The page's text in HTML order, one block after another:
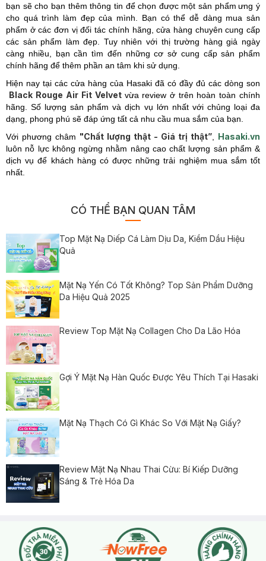
bạn sẽ cho bạn thêm thông tin để chọn được một sản phẩm ưng ý
cho quá trình làm đẹp của mình. Bạn có thể dễ dàng mua sản
phẩm ở các đơn vị đối tác chính hãng, cửa hàng chuyên cung cấp
các sản phẩm làm đẹp. Tuy nhiên với thị trường hàng giả ngày
càng nhiều, bạn cần tìm đến những cơ sở cung cấp sản phẩm
chính hãng để thêm phần an tâm khi sử dụng.
Hiện nay tại các cửa hàng của Hasaki đã có đầy đủ các dòng son
Black Rouge Air Fit Velvet vừa review ở trên hoàn toàn chính
hãng. Số lượng sản phẩm và dịch vụ lớn nhất với chủng loại đa
dạng, phong phú sẽ đáp ứng tất cả nhu cầu mua sắm của bạn.
Với phương châm "Chất lượng thật - Giá trị thật”, Hasaki.vn
luôn nỗ lực không ngừng nhằm nâng cao chất lượng sản phẩm &
dịch vụ để khách hàng có được những trải nghiệm mua sắm tốt
nhất.
CÓ THỂ BẠN QUAN TÂM
Top Mặt Nạ Diếp Cá Làm Dịu Da, Kiềm Dầu Hiệu
Quả
Mặt Nạ Yến Có Tốt Không? Top Sản Phẩm Dưỡng
Da Hiệu Quả 2025
Review Top Mặt Nạ Collagen Cho Da Lão Hóa
Gợi Ý Mặt Nạ Hàn Quốc Được Yêu Thích Tại Hasaki
Mặt Nạ Thạch Có Gì Khác So Với Mặt Nạ Giấy?
Review Mặt Nạ Nhau Thai Cừu: Bí Kiếp Dưỡng
Sáng & Trẻ Hóa Da